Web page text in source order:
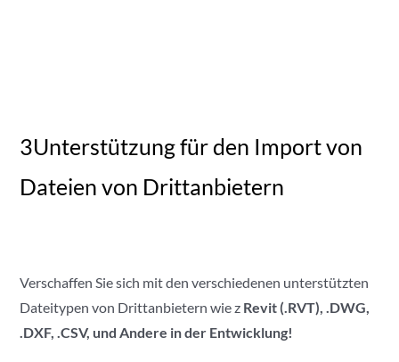
3Unterstützung für den Import von
Dateien von Drittanbietern
Verschaffen Sie sich mit den verschiedenen unterstützten
Dateitypen von Drittanbietern wie z Revit (.RVT),.DWG,
.DXF,.CSV, undAndere in der Entwicklung!